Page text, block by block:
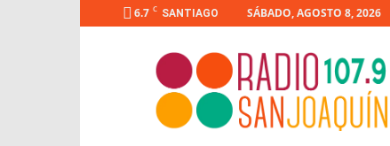
6.7 C SANTIAGO SÁBADO, AGOSTO 8, 2026
Radio
Joaquín